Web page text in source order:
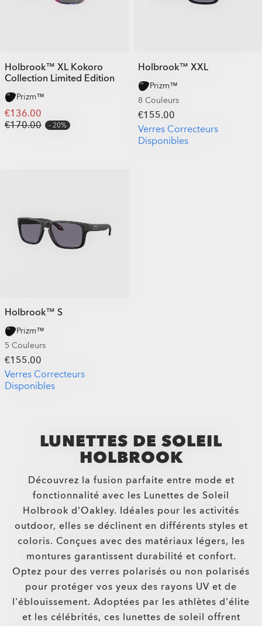
Holbrook™ XL Kokoro
Collection Limited Edition
Prizm™
€136.00
€170.00
20%
Holbrook™ XXL
Prizm™
8 Couleurs
€155.00
Verres Correcteurs
Disponibles
Holbrook™ S
Prizm™
5 Couleurs
€155.00
Verres Correcteurs
Disponibles
LUNETTES DE SOLEIL
HOLBROOK
Découvrez la fusion parfaite entre mode et
fonctionnalité avec les Lunettes de Soleil
Holbrook d'Oakley. Idéales pour les activités
outdoor, elles se déclinent en différents styles et
coloris. Conçues avec des matériaux légers, les
montures garantissent durabilité et confort.
Optez pour des verres polarisés ou non polarisés
pour protéger vos yeux des rayons UV et de
l'éblouissement. Adoptées par les athlètes d'élite
et les célébrités, ces lunettes de soleil offrent